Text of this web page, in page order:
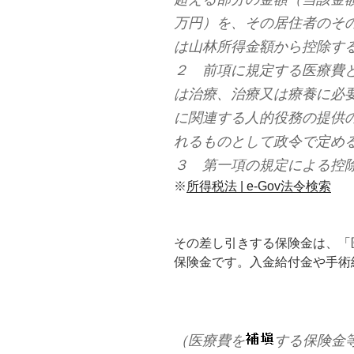
万円）を、その居住者のそ
は山林所得金額から控除す
２ 前項に規定する医療費
は治療、治療又は療養に必
に関連する人的役務の提供
れるものとして政令で定め
３ 第一項の規定による控
※ 所得税法 | e-Gov法令検索
その差し引きする保険金は、
保険金です。入金給付金や手
（医療費を する保険金